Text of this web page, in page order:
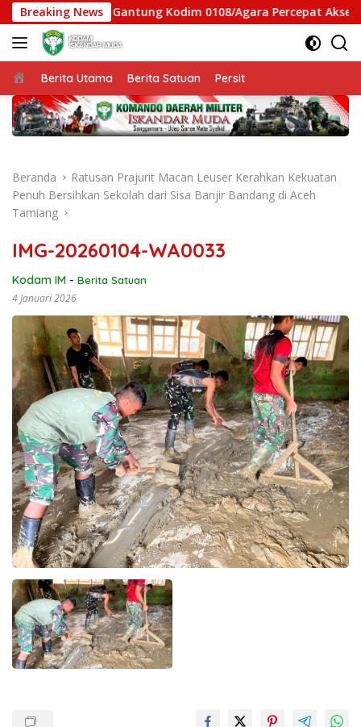
Langsung
ke
konten
Breaking News
Jembatan Gantung Kodim 0108/Agara Percepat Akses
Beranda
Berita Utama Berita Satuan Persit
Beranda
Ratusan Prajurit Macan Leuser Kerahkan Kekuatan
Penuh Bersihkan Sekolah dari Sisa Banjir Bandang di Aceh
Tamiang
IMG-20260104-WA0033
Kodam IM - Berita Satuan
4 Januari 2026